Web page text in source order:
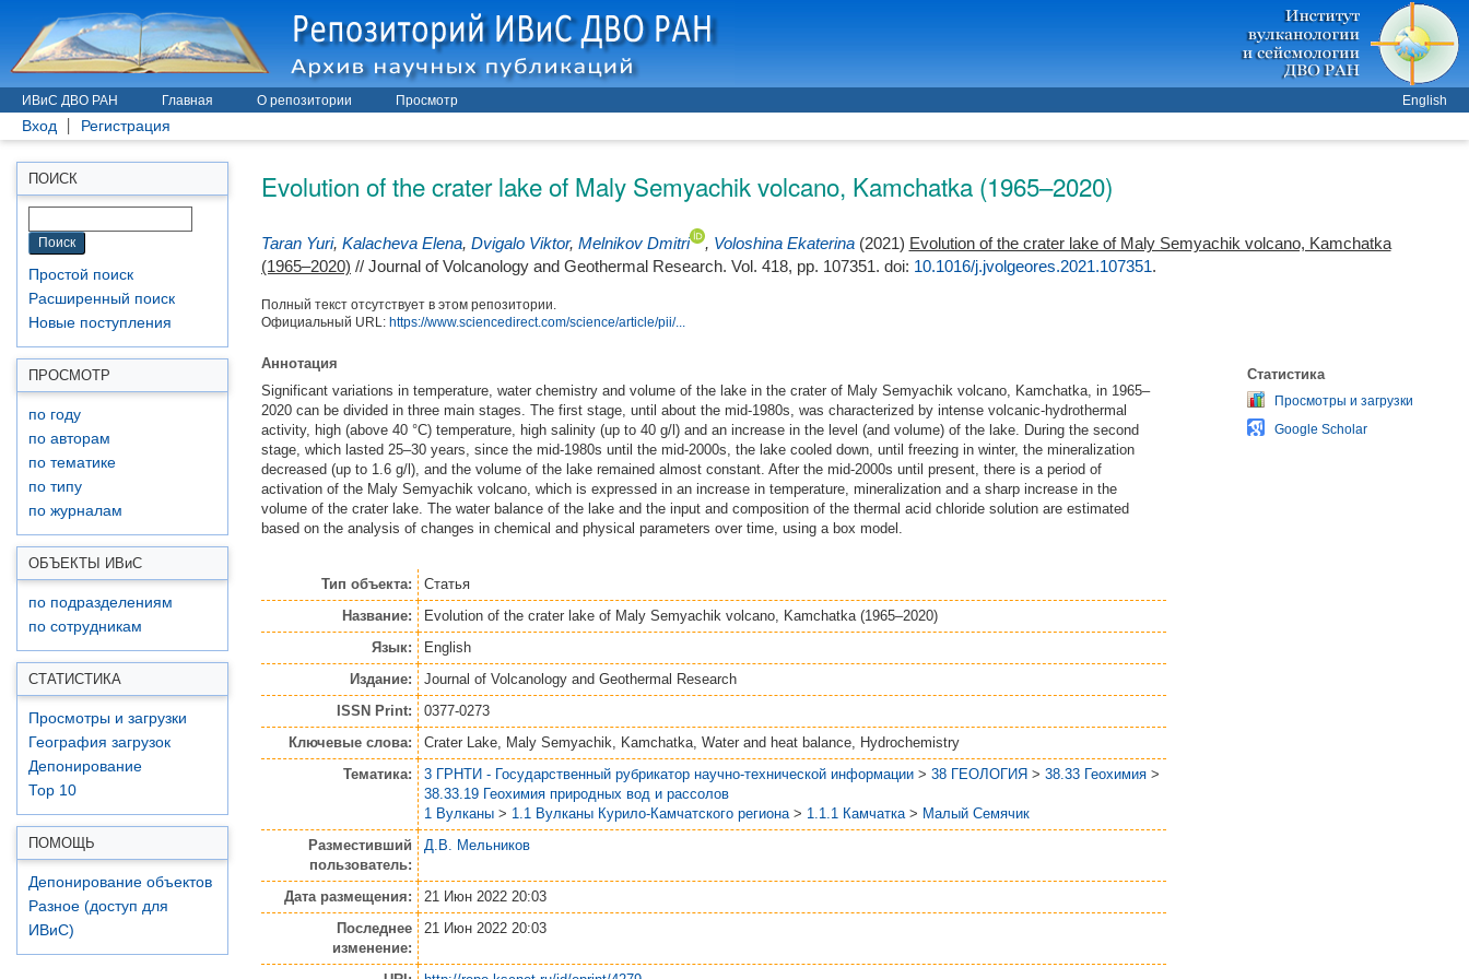
ИВиС ДВО РАН Главная О репозитории Просмотр English
Вход Регистрация
ПОИСК
Простой поиск
Расширенный поиск
Новые поступления
ПРОСМОТР
по году
по авторам
по тематике
по типу
по журналам
ОБЪЕКТЫ ИВиС
по подразделениям
по сотрудникам
СТАТИСТИКА
Просмотры и загрузки
География загрузок
Депонирование
Top 10
ПОМОЩЬ
Депонирование объектов
Разное (доступ для
ИВиС)
Evolution of the crater lake of Maly Semyachik volcano, Kamchatka (1965–2020)
Taran Yuri, Kalacheva Elena, Dvigalo Viktor, Melnikov Dmitri , Voloshina Ekaterina(2021) Evolution of the crater lake of Maly Semyachik volcano, Kamchatka
(1965–2020) // Journal of Volcanology and Geothermal Research. Vol. 418, pp. 107351. doi: 10.1016/j.jvolgeores.2021.107351.
Полный текст отсутствует в этом репозитории.
Официальный URL: https://www.sciencedirect.com/science/article/pii/...
Аннотация
Significant variations in temperature, water chemistry and volume of the lake in the crater of Maly Semyachik volcano, Kamchatka, in 1965–
2020 can be divided in three main stages. The first stage, until about the mid-1980s, was characterized by intense volcanic-hydrothermal
activity, high (above 40 °C) temperature, high salinity (up to 40 g/l) and an increase in the level (and volume) of the lake. During the second
stage, which lasted 25–30 years, since the mid-1980s until the mid-2000s, the lake cooled down, until freezing in winter, the mineralization
decreased (up to 1.6 g/l), and the volume of the lake remained almost constant. After the mid-2000s until present, there is a period of
activation of the Maly Semyachik volcano, which is expressed in an increase in temperature, mineralization and a sharp increase in the
volume of the crater lake. The water balance of the lake and the input and composition of the thermal acid chloride solution are estimated
based on the analysis of changes in chemical and physical parameters over time, using a box model.
Тип объекта:
Статья
Название:
Evolution of the crater lake of Maly Semyachik volcano, Kamchatka (1965–2020)
Язык:
English
Издание:
Journal of Volcanology and Geothermal Research
ISSN Print:
0377-0273
Ключевые слова:
Crater Lake, Maly Semyachik, Kamchatka, Water and heat balance, Hydrochemistry
Тематика:
3 ГРНТИ - Государственный рубрикатор научно-технической информации > 38 ГЕОЛОГИЯ > 38.33 Геохимия >
38.33.19 Геохимия природных вод и рассолов
1 Вулканы > 1.1 Вулканы Курило-Камчатского региона > 1.1.1 Камчатка > Малый Семячик
Разместивший
пользователь:
Д.В. Мельников
Дата размещения:
21 Июн 2022 20:03
Последнее
изменение:
21 Июн 2022 20:03
Статистика
Просмотры и загрузки
Google Scholar